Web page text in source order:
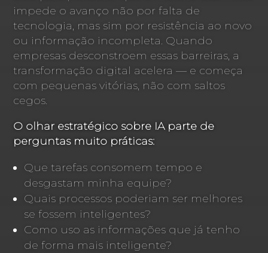
impede o avanço não por falta de
tecnologia, mas sim por resistência ao novo
ou informação incompleta. Quando
empresas desconstroem essas barreiras, a
transformação digital acelera — e começa
com pequenas vitórias, não com saltos
cegos.
O olhar estratégico sobre IA parte de
perguntas muito práticas:
Que tarefas consomem tempo e
desgastam minha equipe?
Quais processos poderiam ser melhores
se fossem inteligentes?
Como uso as informações que já tenho
de forma mais inteligente?